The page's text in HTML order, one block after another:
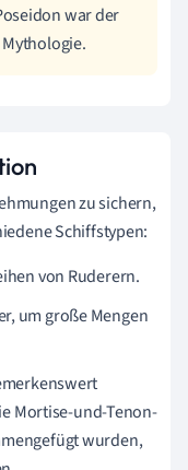
war der
zu sichern,
Schiffstypen:
von Ruderern.
um große Mengen
Mortise-und-Tenon-
wurden,